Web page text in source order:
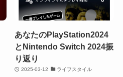
あなたのPlayStation2024
とNintendo Switch 2024振
り返り
2025-03-12 ライフスタイル